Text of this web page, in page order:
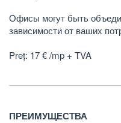
Офисы могут быть
зависимости от ваших
Preț: 17 € /mp + TVA
ПРЕИМУЩЕСТВА